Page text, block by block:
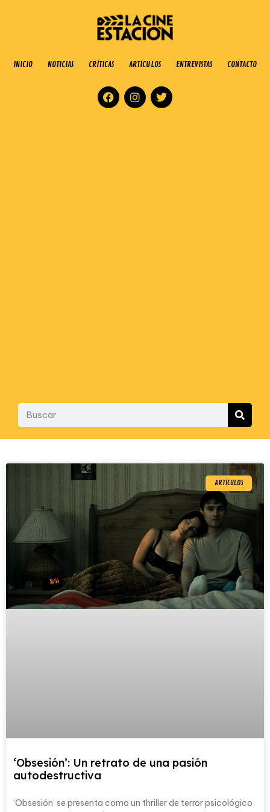
INICIO NOTICIAS CRÍTICAS ARTÍCULOS ENTREVISTAS CONTACTO
ARTÍCULOS
‘Obsesión’: Un retrato de una pasión
autodestructiva
‘Obsesión’ se presenta como un thriller de terror psicológico